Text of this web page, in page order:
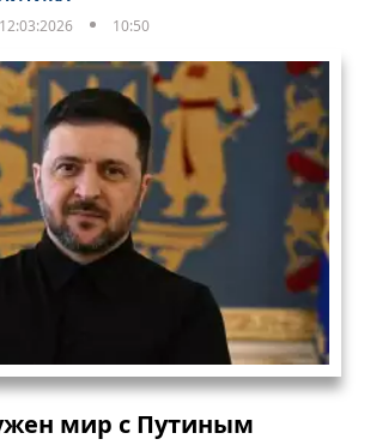
12:03:2026 10:50
мир с Путиным